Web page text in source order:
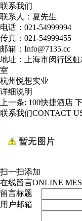
联系我们
联系人：夏先生
电话：021-54999994
传真：021-54999455
邮箱：Info@7135.cc
地址：上海市闵行区
室
杭州悦想实业
详细说明
上一条: 100快捷酒店
联系我们CONTACT
扫一扫添加
在线留言ONLINE
留言标题
用户邮箱